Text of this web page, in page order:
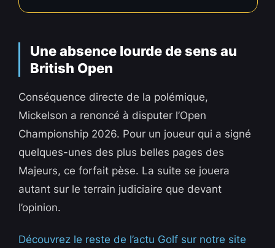
Une absence lourde de sens au
British Open
Conséquence directe de la polémique,
Mickelson a renoncé à disputer l’Open
Championship 2026. Pour un joueur qui a signé
quelques-unes des plus belles pages des
Majeurs, ce forfait pèse. La suite se jouera
autant sur le terrain judiciaire que devant
l’opinion.
Découvrez le reste de l’actu Golf sur notre site